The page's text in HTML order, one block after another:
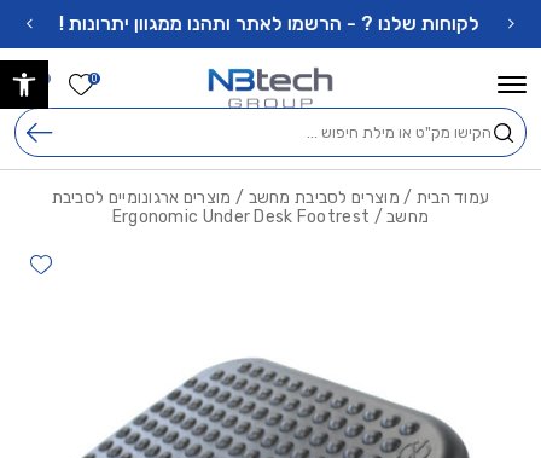
Skip to Content
לקוחות שלנו ? - הרשמו לאתר ותהנו ממגוון יתרונות !
0 הרשימה
חיפוש
עמוד הבית / מוצרים לסביבת מחשב / מוצרים ארגונומיים לסביבת
מחשב/ Ergonomic Under Desk Footrest
בחזרה למעלה